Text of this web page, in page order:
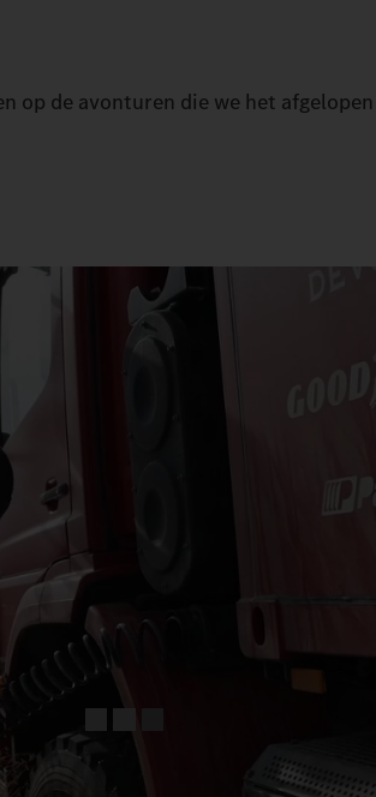
de avonturen die we het